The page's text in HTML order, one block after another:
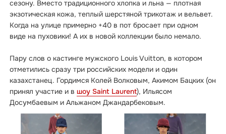
сезону. Вместо традиционного хлопка и льна — плотная
экзотическая кожа, теплый шерстяной трикотаж и вельвет.
Когда на улице примерно +40 в пот бросает при одном
виде на пуховики! А их в новой коллекции было немало.
Пару слов о кастинге мужского Louis Vuitton, в котором
отметились сразу три российских модели и один
казахстанец. Гордимся Колей Волковым, Акимом Бацких (он
принял участие и вшоу Saint Laurent), Ильясом
Досумбаевым и Альжаном Джандарбековым.